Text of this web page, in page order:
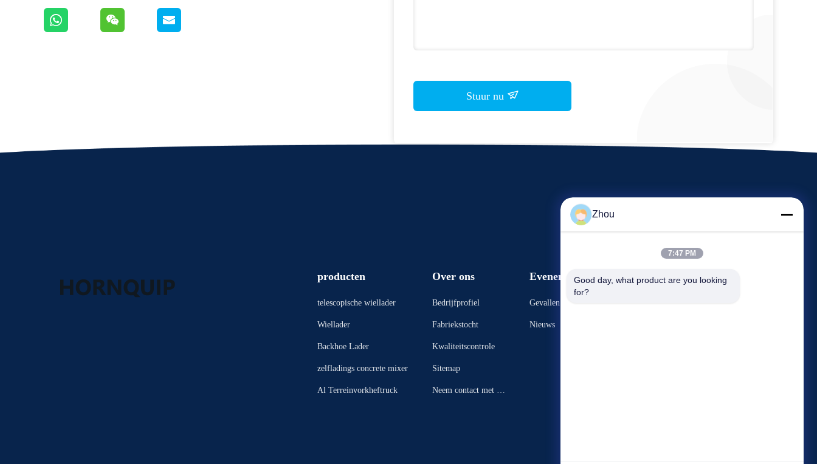
Stuur nu
producten
telescopische wiellader
Wiellader
Backhoe Lader
zelfladings concrete mixer
Al Terreinvorkheftruck
Over ons
Bedrijfprofiel
Fabriekstocht
Kwaliteitscontrole
Sitemap
Neem contact met on
Evenementen
Gevallen
Nieuws
Verzoek Een Citaat
Zhou
7:47 PM
Good day, what product are you looking
for?